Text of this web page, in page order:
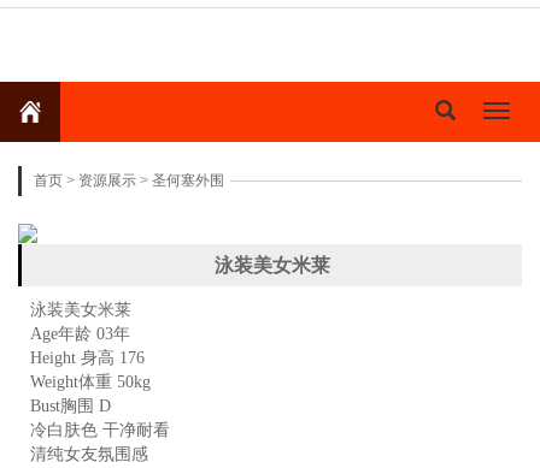
首页 > 资源展示 > 圣何塞外围
泳装美女米莱
泳装美女米莱
Age年龄 03年
Height 身高 176
Weight体重 50kg
Bust胸围 D
冷白肤色 干净耐看
清纯女友氛围感